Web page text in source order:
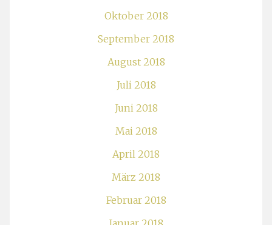
Oktober 2018
September 2018
August 2018
Juli 2018
Juni 2018
Mai 2018
April 2018
März 2018
Februar 2018